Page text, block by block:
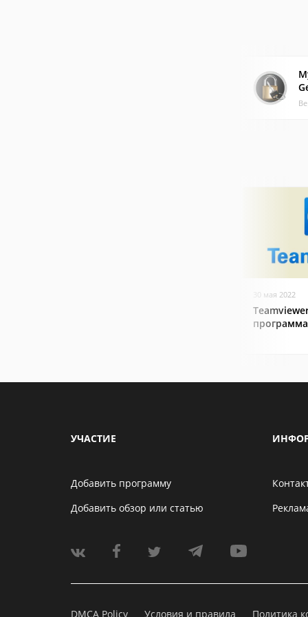
30 мая 2022
программа
УЧАСТИЕ
Добавить программу
Добавить обзор или статью
DMCA Policy Условия и правила Политика